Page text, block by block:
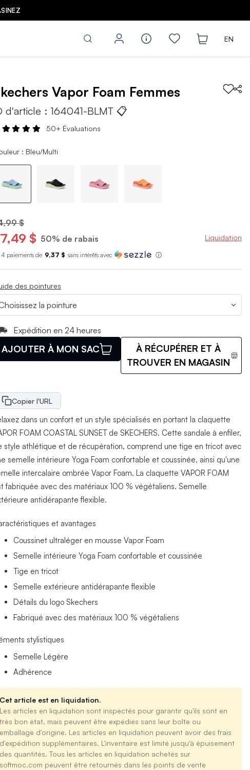
EN
Vapor Foam Femmes
d'article :164041-BLMT 📋
50+ Évaluations
: Bleu/Multi
$
$ 50% de rabais Liquidation
paiements de 9,37 $ sans intérêts avec ⓘ
des pointures
Expédition en 24 heures
AJOUTER À MON SAC
À RÉCUPÉRER ET À
TROUVER EN MAGASIN
Copier l'URL
dans un confort et un style spécialisés en portant la claquette
FOAM COASTAL SUNSET de SKECHERS. Cette sandale à enfiler,
style athlétique et de récupération, comprend une tige en tricot avec
semelle intérieure Yoga Foam confortable et coussinée, ainsi qu'une
intercalaire ombrée Vapor Foam. La claquette VAPOR FOAM
fabriquée avec des matériaux 100 % végétaliens. Semelle
antidérapante flexible.
et avantages
Coussinet ultraléger en mousse Vapor Foam
Semelle intérieure Yoga Foam confortable et coussinée
Tige en tricot
Semelle extérieure antidérapante flexible
Détails du logo Skechers
Fabriqué avec des matériaux 100 % végétaliens
stylistiques
Semelle Légère
Adhérence
Cet article est en liquidation.
Les articles en liquidation sont inspectés pour garantir qu'ils sont en
très bon état, mais peuvent être expédiés sans leur boîte ou
emballage d'origine. Les articles en liquidation peuvent avoir des frais
d'expédition supplémentaires. L'inventaire est limité jusqu'à épuisement
des quantités. Tous les articles en liquidation achetés sur
softmoc.com peuvent être retournés dans les points de vente